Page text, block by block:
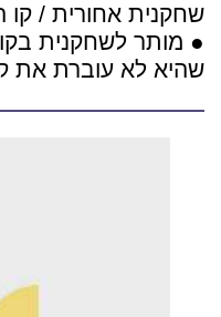
שחקנית אחורית / קו
● מותר לשחקנית
שהיא לא עוברת את קו ה-3 בזמן